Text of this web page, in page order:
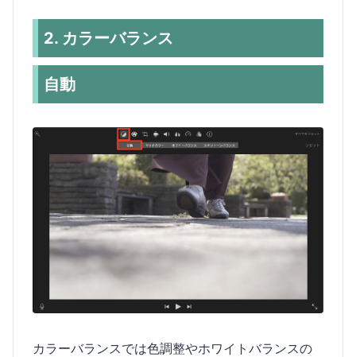
2. カラーバランス
自動
カラーバランスでは色調整やホワイトバランスの